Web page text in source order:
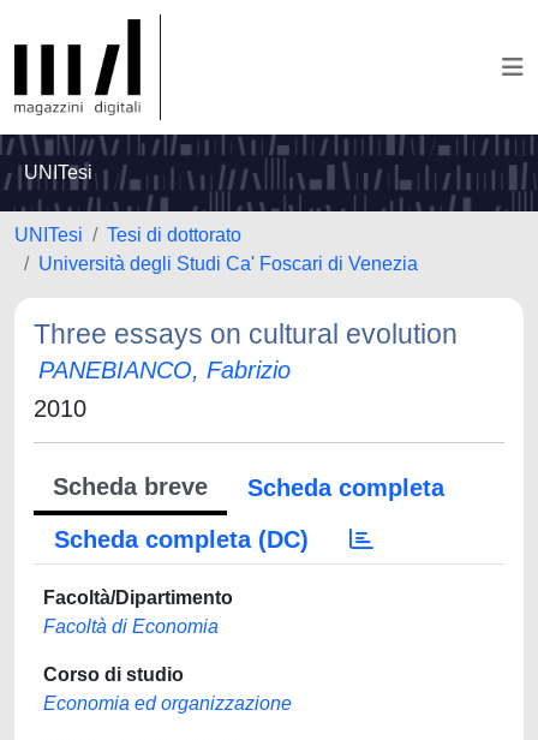
UNITesi
UNITesi
Tesi di dottorato
Università degli Studi Ca' Foscari di Venezia
Three essays on cultural evolution
PANEBIANCO, Fabrizio
2010
Scheda breve
Scheda completa
Scheda completa (DC)
Facoltà/Dipartimento
Facoltà di Economia
Corso di studio
Economia ed organizzazione